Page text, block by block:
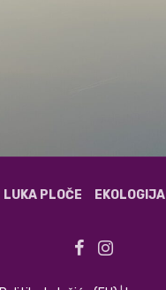
LUKA PLOČE EKOLOGIJA